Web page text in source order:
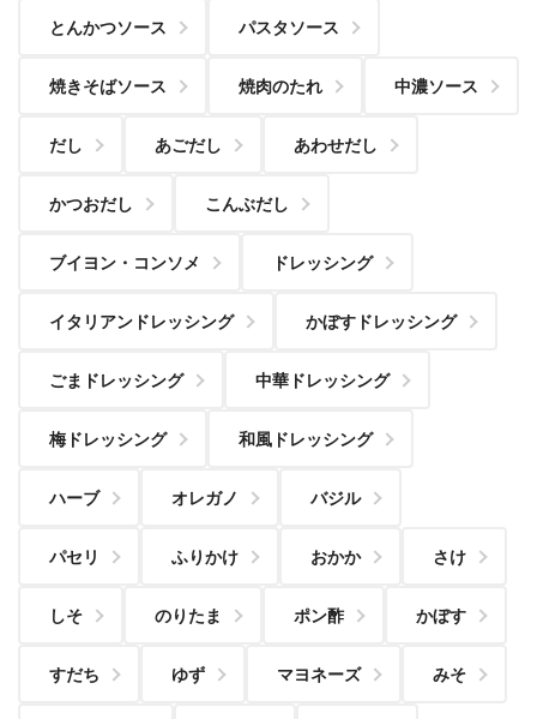
とんかつソース パスタソース
焼きそばソース 焼肉のたれ 中濃ソース
だし あごだし あわせだし
かつおだし こんぶだし
ブイヨン・コンソメ ドレッシング
イタリアンドレッシング かぼすドレッシング
ごまドレッシング 中華ドレッシング
梅ドレッシング 和風ドレッシング
ハーブ オレガノ バジル
パセリ ふりかけ おかか さけ
しそ のりたま ポン酢 かぼす
すだち ゆず マヨネーズ みそ